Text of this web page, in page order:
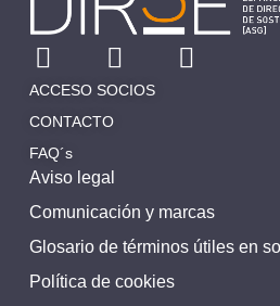
Aviso legal
Comunicación y marcas
Glosario de términos útiles en
Política de cookies
ACCESO SOCIOS
CONTACTO
FAQ´s